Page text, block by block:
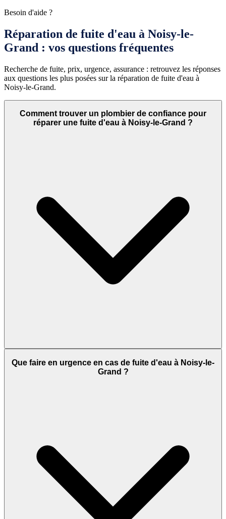
Besoin d'aide ?
Réparation de fuite d'eau à Noisy-le-
Grand : vos questions fréquentes
Recherche de fuite, prix, urgence, assurance : retrouvez les réponses
aux questions les plus posées sur la réparation de fuite d'eau à
Noisy-le-Grand.
Comment trouver un plombier de confiance pour
réparer une fuite d'eau à Noisy-le-Grand ?
Que faire en urgence en cas de fuite d'eau à Noisy-le-
Grand ?